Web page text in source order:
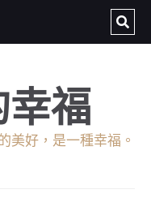
福
美好，是一種幸福。